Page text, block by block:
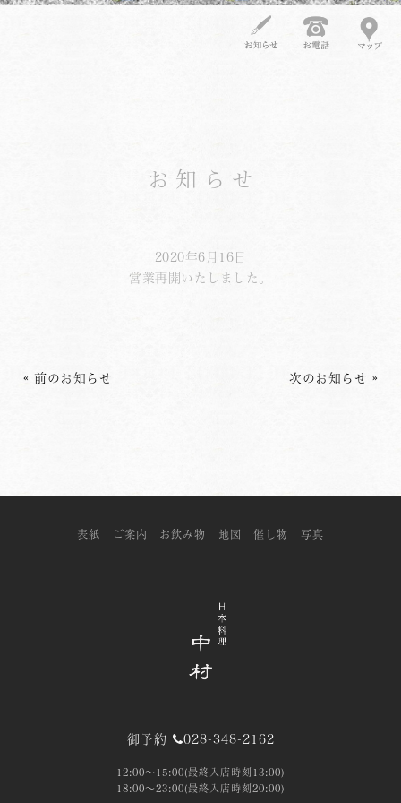
お知らせ
2020年6月16日
営業再開いたしました。
« 前のお知らせ 次のお知らせ »
表紙 ご案内 お飲み物 地図 催し物 写真
御予約 028-348-2162
12:00～15:00(最終入店時刻13:00)
18:00～23:00(最終入店時刻20:00)